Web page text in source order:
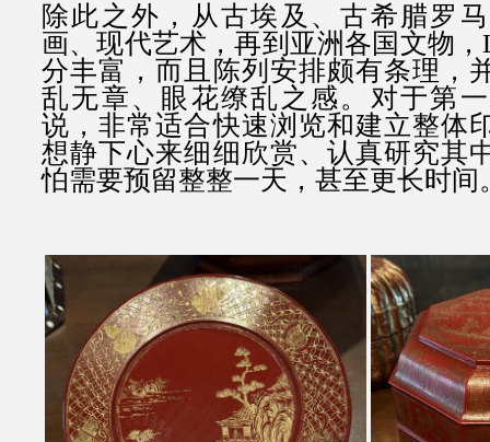
除此之外，从古埃及、古希腊罗
画、现代艺术，再到亚洲各国文物
分丰富，而且陈列安排颇有条理，
乱无章、眼花缭乱之感。对于第
说，非常适合快速浏览和建立整体
想静下心来细细欣赏、认真研究其
怕需要预留整整一天，甚至更长时间